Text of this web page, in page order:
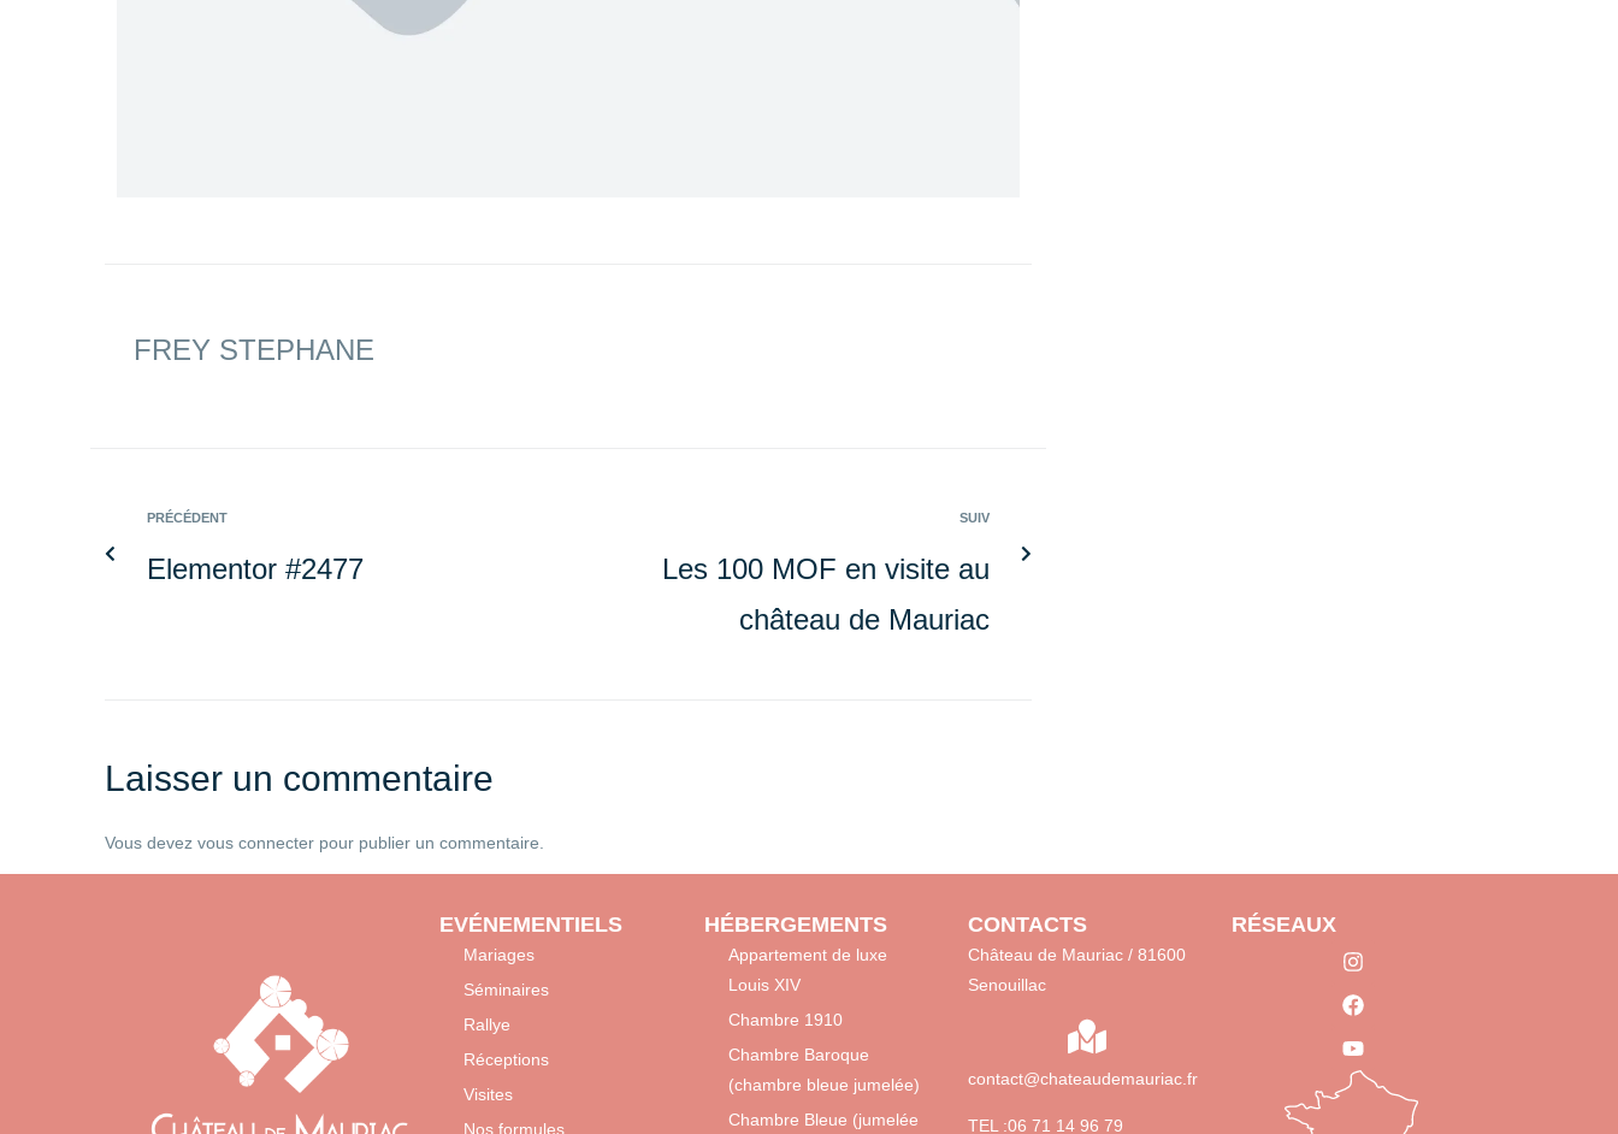
FREY STEPHANE
PRÉCÉDENT
Elementor #2477
SUIV
Les 100 MOF en visite au
château de Mauriac
Laisser un commentaire
Vous devez vous connecter pour publier un commentaire.
EVÉNEMENTIELS
Mariages
Séminaires
Rallye
Réceptions
Visites
Nos formules
HÉBERGEMENTS
Appartement de luxe
Louis XIV
Chambre 1910
Chambre Baroque
(chambre bleue jumelée)
Chambre Bleue (jumelée
CONTACTS
Château de Mauriac / 81600
Senouillac
contact@chateaudemauriac.fr
TEL :06 71 14 96 79
RÉSEAUX